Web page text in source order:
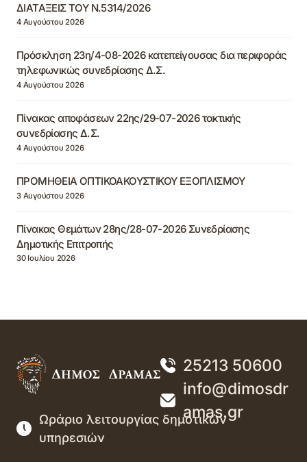
ΔΙΑΤΑΞΕΙΣ ΤΟΥ Ν.5314/2026
4 Αυγούστου 2026
Πρόσκληση 23η/4-08-2026 κατεπείγουσας δια περιφοράς
τηλεφωνικώς συνεδρίασης Δ.Σ.
4 Αυγούστου 2026
Πίνακας αποφάσεων 22ης/29-07-2026 τακτικής
συνεδρίασης Δ.Σ.
4 Αυγούστου 2026
ΠΡΟΜΗΘΕΙΑ ΟΠΤΙΚΟΑΚΟΥΣΤΙΚΟΥ ΕΞΟΠΛΙΣΜΟΥ
3 Αυγούστου 2026
Πίνακας Θεμάτων 28ης/28-07-2026 Συνεδρίασης
Δημοτικής Επιτροπής
30 Ιουλίου 2026
25213 50600
info@dimosdr
amas.gr
Ωράριο λειτουργίας δημοτικών
υπηρεσιών